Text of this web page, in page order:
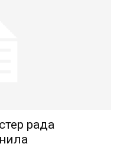
рада